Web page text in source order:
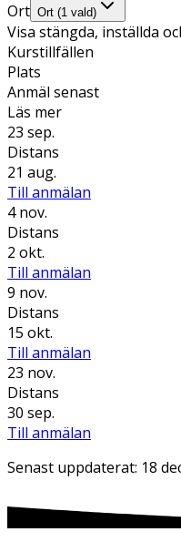
Ort Ort (1 vald)
Visa stängda, inställda
Kurstillfällen
Plats
Anmäl senast
Läs mer
23 sep.
Distans
21 aug.
Till anmälan
4 nov.
Distans
2 okt.
Till anmälan
9 nov.
Distans
15 okt.
Till anmälan
23 nov.
Distans
30 sep.
Till anmälan
Senast uppdaterat: 18